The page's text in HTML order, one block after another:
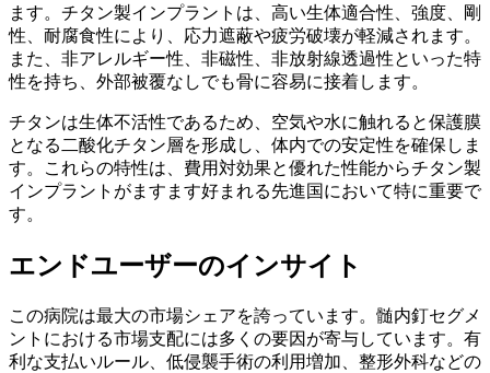
ます。チタン製インプラントは、高い生体適合性、強度、剛
性、耐腐食性により、応力遮蔽や疲労破壊が軽減されます。
また、非アレルギー性、非磁性、非放射線透過性といった特
性を持ち、外部被覆なしでも骨に容易に接着します。
チタンは生体不活性であるため、空気や水に触れると保護膜
となる二酸化チタン層を形成し、体内での安定性を確保しま
す。これらの特性は、費用対効果と優れた性能からチタン製
インプラントがますます好まれる先進国において特に重要で
す。
エンドユーザーのインサイト
この病院は最大の市場シェアを誇っています。髄内釘セグメ
ントにおける市場支配には多くの要因が寄与しています。有
利な支払いルール、低侵襲手術の利用増加、整形外科などの